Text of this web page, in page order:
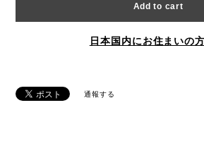
Add to cart
日本国内にお住まいの
通報する